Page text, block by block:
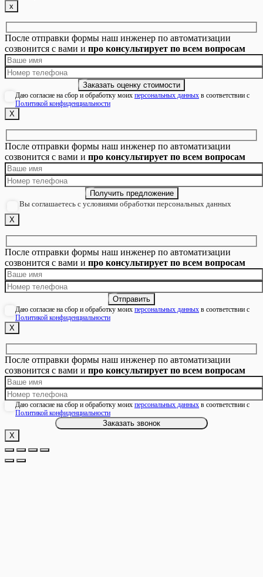
х
После отправки формы наш инженер по автоматизации
созвонится с вами и про консультирует по всем вопросам
Даю согласие на сбор и обработку моих персональных данных в соответствии с
Политикой конфиденциальности
Х
После отправки формы наш инженер по автоматизации
созвонится с вами и про консультирует по всем вопросам
Вы соглашаетесь с условиями обработки персональных данных
Х
После отправки формы наш инженер по автоматизации
созвонится с вами и про консультирует по всем вопросам
Даю согласие на сбор и обработку моих персональных данных в соответствии с
Политикой конфиденциальности
Х
После отправки формы наш инженер по автоматизации
созвонится с вами и про консультирует по всем вопросам
Даю согласие на сбор и обработку моих персональных данных в соответствии с
Политикой конфиденциальности
Х